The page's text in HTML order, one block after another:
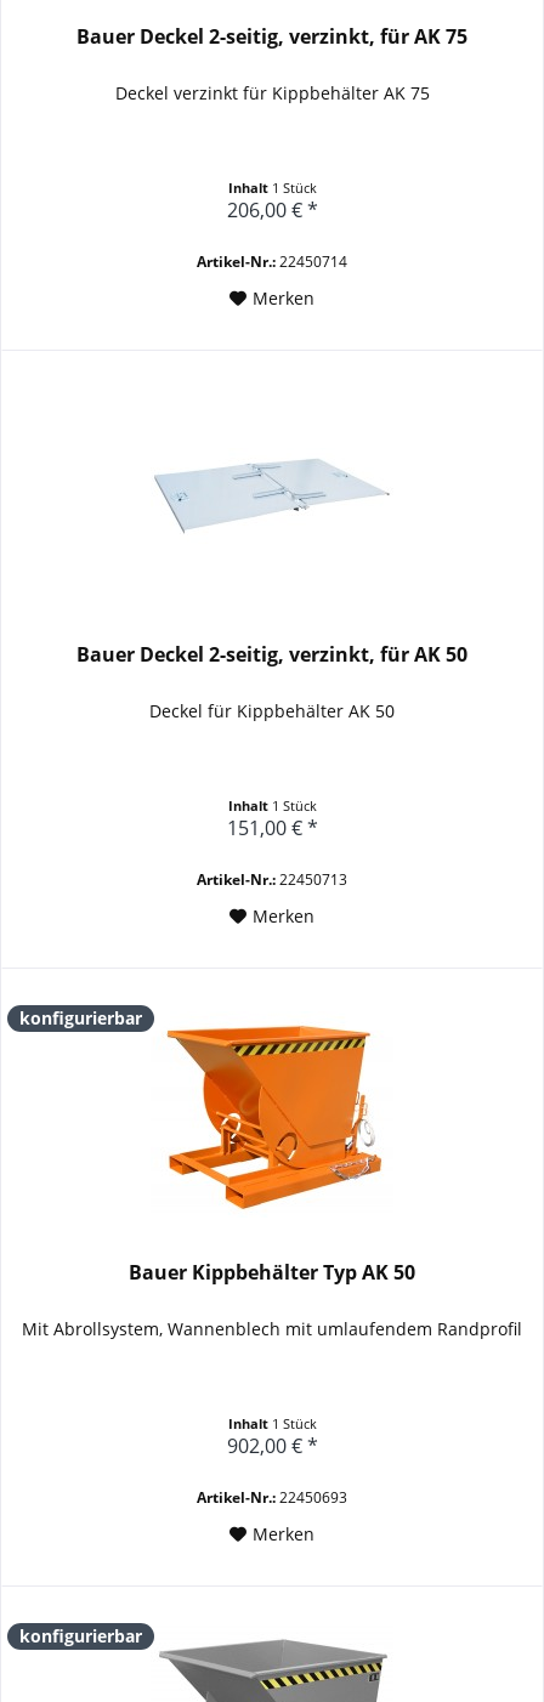
Bauer Deckel 2-seitig, verzinkt, für AK 75
Deckel verzinkt für Kippbehälter AK 75
Inhalt 1 Stück
206,00 € *
Artikel-Nr.:22450714
Merken
Bauer Deckel 2-seitig, verzinkt, für AK 50
Deckel für Kippbehälter AK 50
Inhalt 1 Stück
151,00 € *
Artikel-Nr.:22450713
Merken
konfigurierbar
Bauer Kippbehälter Typ AK 50
Mit Abrollsystem, Wannenblech mit umlaufendem Randprofil
Inhalt 1 Stück
902,00 € *
Artikel-Nr.:22450693
Merken
konfigurierbar